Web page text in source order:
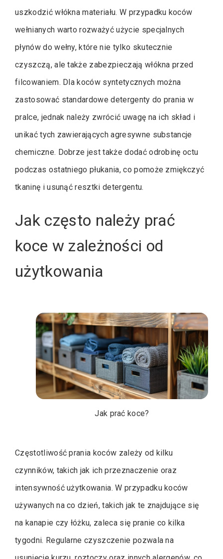
uszkodzić włókna materiału. W przypadku koców
wełnianych warto rozważyć użycie specjalnych
płynów do wełny, które nie tylko skutecznie
czyszczą, ale także zabezpieczają włókna przed
filcowaniem. Dla koców syntetycznych można
zastosować standardowe detergenty do prania w
pralce, jednak należy zwrócić uwagę na ich skład i
unikać tych zawierających agresywne substancje
chemiczne. Dobrze jest także dodać odrobinę octu
podczas ostatniego płukania, co pomoże zmiękczyć
tkaninę i usunąć resztki detergentu.
Jak często należy prać
koce w zależności od
użytkowania
Jak prać koce?
Częstotliwość prania koców zależy od kilku
czynników, takich jak ich przeznaczenie oraz
intensywność użytkowania. W przypadku koców
używanych na co dzień, takich jak te znajdujące się
na kanapie czy łóżku, zaleca się pranie co kilka
tygodni. Regularne czyszczenie pozwala na